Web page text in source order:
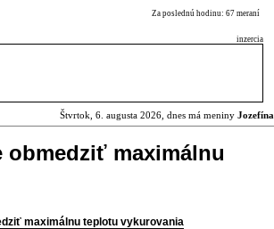
Za poslednú hodinu: 67 meraní
inzercia
Štvrtok, 6. augusta 2026, dnes má meniny Jozefína
obmedziť maximálnu
maximálnu teplotu vykurovania